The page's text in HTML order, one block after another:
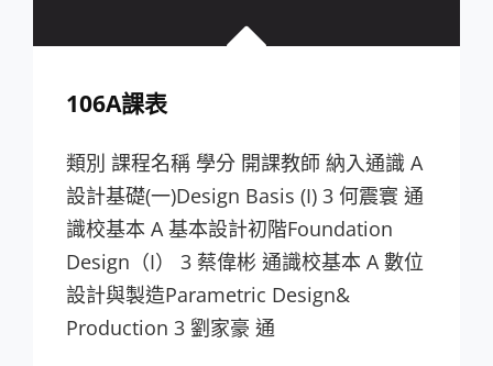
106A課表
類別 課程名稱 學分 開課教師 納入通識 A
設計基礎(一)Design Basis (I) 3 何震寰 通
識校基本 A 基本設計初階Foundation
Design（I） 3 蔡偉彬 通識校基本 A 數位
設計與製造Parametric Design&
Production 3 劉家豪 通